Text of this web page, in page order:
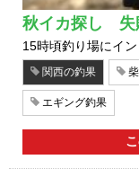
秋イカ探し 失
15時頃釣り場にイ
関西の釣果
エギング釣果